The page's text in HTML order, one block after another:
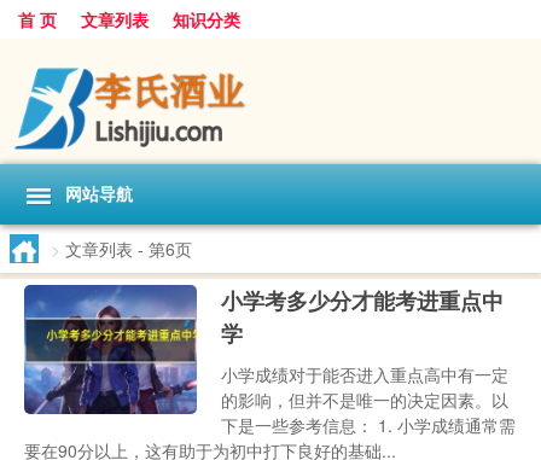
首 页 文章列表 知识分类
网站导航
> 文章列表 - 第6页
小学考多少分才能考进重点中
学
小学成绩对于能否进入重点高中有一定
的影响，但并不是唯一的决定因素。以
下是一些参考信息： 1. 小学成绩通常需
要在90分以上，这有助于为初中打下良好的基础...